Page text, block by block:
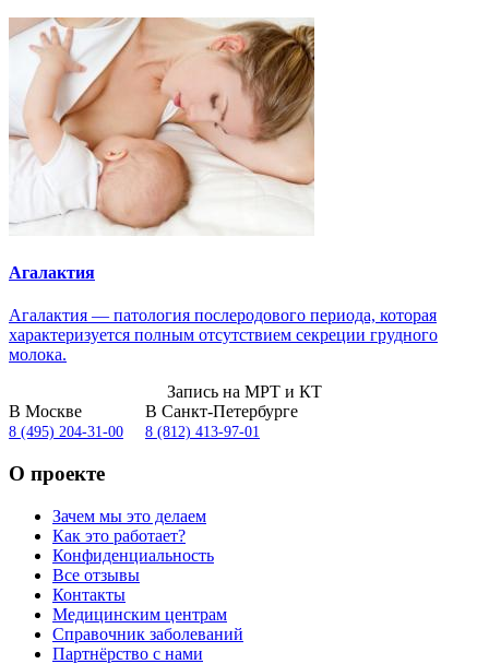
Агалактия
Агалактия — патология послеродового периода, которая
характеризуется полным отсутствием секреции грудного
молока.
Запись на МРТ и КТ
В Москве
8 (495) 204-31-00
В Санкт-Петербурге
8 (812) 413-97-01
О проекте
Зачем мы это делаем
Как это работает?
Конфиденциальность
Все отзывы
Контакты
Медицинским центрам
Справочник заболеваний
Партнёрство с нами